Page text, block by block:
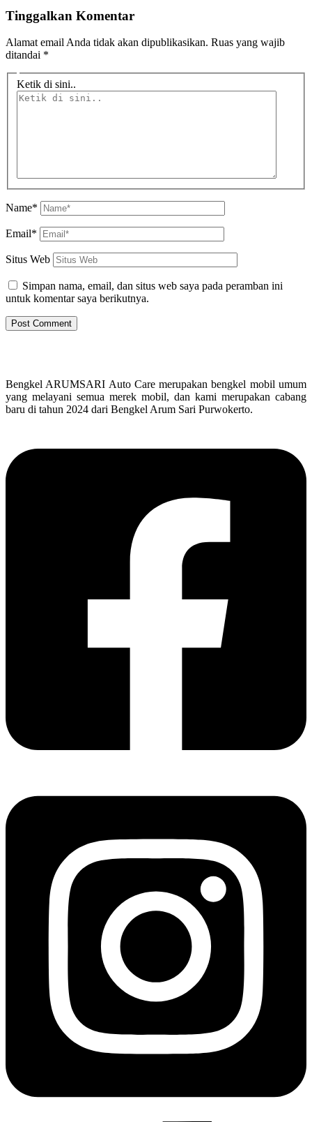
Tinggalkan Komentar
Alamat email Anda tidak akan dipublikasikan. Ruas yang wajib
ditandai *
Ketik di sini..
Name*
Email*
Situs Web
Simpan nama, email, dan situs web saya pada peramban ini
untuk komentar saya berikutnya.
Bengkel ARUMSARI Auto Care merupakan bengkel mobil umum
yang melayani semua merek mobil, dan kami merupakan cabang
baru di tahun 2024 dari Bengkel Arum Sari Purwokerto.